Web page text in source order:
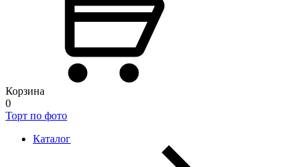
Корзина
0
Торт по фото
Каталог